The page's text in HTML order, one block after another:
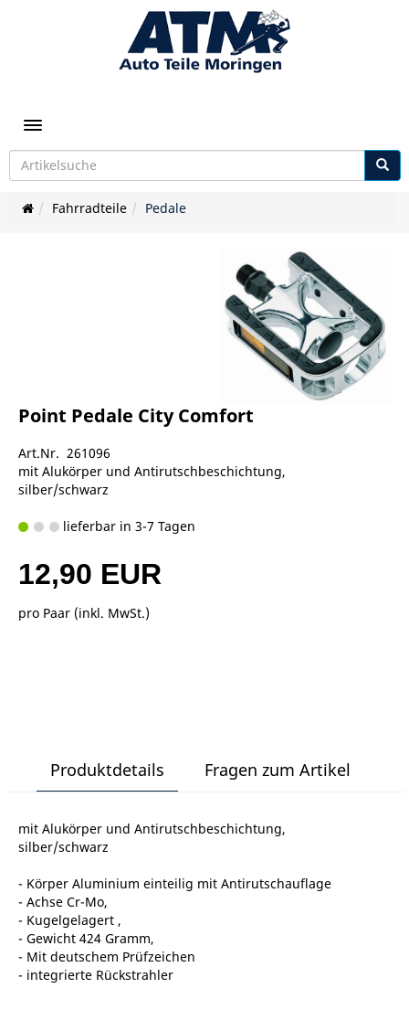
Toggle navigation
Fahrradteile Pedale
Point Pedale City Comfort
Art.Nr. 261096
mit Alukörper und Antirutschbeschichtung,
silber/schwarz
lieferbar in 3-7 Tagen
12,90 EUR
pro Paar (inkl. MwSt.)
Produktdetails Fragen zum Artikel
mit Alukörper und Antirutschbeschichtung,
silber/schwarz
- Körper Aluminium einteilig mit Antirutschauflage
- Achse Cr-Mo,
- Kugelgelagert ,
- Gewicht 424 Gramm,
- Mit deutschem Prüfzeichen
- integrierte Rückstrahler